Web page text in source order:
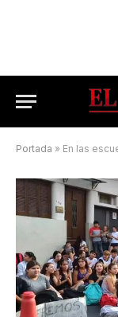
Portada » En las